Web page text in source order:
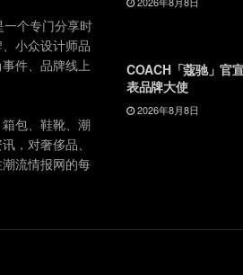
个专门分享时
小众设计师品
件、品牌线上
包、鞋靴、潮
，对奢侈品、
流情报网的每
COACH「蔻驰」官
表品牌大使
2026年8月8日